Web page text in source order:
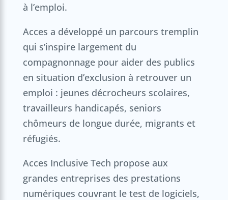
à l’emploi.
Acces a développé un parcours tremplin
qui s’inspire largement du
compagnonnage pour aider des publics
en situation d’exclusion à retrouver un
emploi : jeunes décrocheurs scolaires,
travailleurs handicapés, seniors
chômeurs de longue durée, migrants et
réfugiés.
Acces Inclusive Tech propose aux
grandes entreprises des prestations
numériques couvrant le test de logiciels,